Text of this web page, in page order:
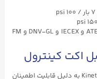
-تاییدیه ها ISO ۹۰۰۱:۲۰۱۵ و ATEX و IECEX و DNV-GL و FM
مدل‌های اکچویتور پره‌ای دابل اکت Kinetrol به دلیل قابلیت اطمینان